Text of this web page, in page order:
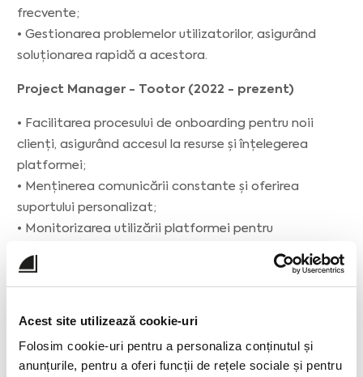
Acest site utilizează cookie-uri
Folosim cookie-uri pentru a personaliza conținutul și
anunțurile, pentru a oferi funcții de rețele sociale și pentru
frecvente;
• Gestionarea problemelor utilizatorilor, asigurând
soluționarea rapidă a acestora.
Project Manager - Tootor (2022 - prezent)
• Facilitarea procesului de onboarding pentru noii
clienți, asigurând accesul la resurse și înțelegerea
platformei;
• Menținerea comunicării constante și oferirea
suportului personalizat;
• Monitorizarea utilizării platformei pentru
• Colectarea feedback-ului clienților și transmiterea